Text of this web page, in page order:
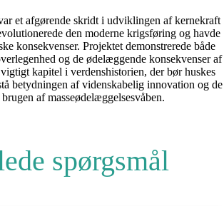
et afgørende skridt i udviklingen af ​​kernekraft
den moderne krigsføring og havde
konsekvenser. Projektet demonstrerede både
og de ødelæggende konsekvenser af
kapitel i verdenshistorien, der bør huskes
betydningen af ​​videnskabelig innovation og de
af ​​masseødelæggelsesvåben.
spørgsmål